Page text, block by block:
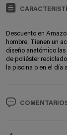
Descuento en
hombre. Tienen un
diseño anatómico
de poliéster
la piscina o en el día